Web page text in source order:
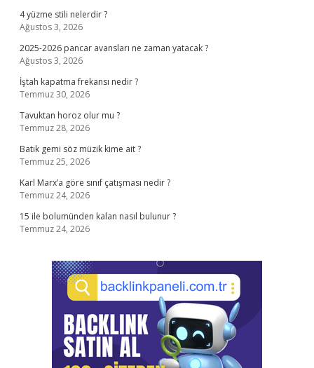
4 yüzme stili nelerdir ?
Ağustos 3, 2026
2025-2026 pancar avansları ne zaman yatacak ?
Ağustos 3, 2026
İştah kapatma frekansı nedir ?
Temmuz 30, 2026
Tavuktan horoz olur mu ?
Temmuz 28, 2026
Batık gemi söz müzik kime ait ?
Temmuz 25, 2026
Karl Marx’a göre sınıf çatışması nedir ?
Temmuz 24, 2026
15 ile bolumünden kalan nasıl bulunur ?
Temmuz 24, 2026